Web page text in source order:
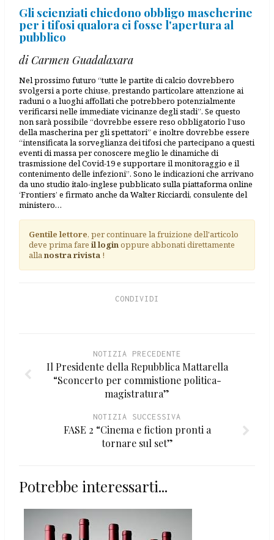
Gli scienziati chiedono obbligo mascherine
per i tifosi qualora ci fosse l'apertura al
pubblico
di Carmen Guadalaxara
Nel prossimo futuro “tutte le partite di calcio dovrebbero
svolgersi a porte chiuse, prestando particolare attenzione ai
raduni o a luoghi affollati che potrebbero potenzialmente
verificarsi nelle immediate vicinanze degli stadi”. Se questo
non sarà possibile “dovrebbe essere reso obbligatorio l’uso
della mascherina per gli spettatori” e inoltre dovrebbe essere
“intensificata la sorveglianza dei tifosi che partecipano a questi
eventi di massa per conoscere meglio le dinamiche di
trasmissione del Covid-19 e supportare il monitoraggio e il
contenimento delle infezioni”. Sono le indicazioni che arrivano
da uno studio italo-inglese pubblicato sulla piattaforma online
‘Frontiers’ e firmato anche da Walter Ricciardi, consulente del
ministero…
Gentile lettore, per continuare la fruizione dell'articolo
deve prima fare il loginoppure abbonati direttamente
allanostra rivista !
CONDIVIDI
NOTIZIA PRECEDENTE
Il Presidente della Repubblica Mattarella
“Sconcerto per commistione politica-
magistratura”
NOTIZIA SUCCESSIVA
FASE 2 “Cinema e fiction pronti a
tornare sul set”
Potrebbe interessarti...